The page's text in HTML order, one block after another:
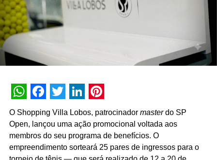
gerente da Torrefação Cooxupé.
A promoção abrange todas as linhas de produtos da
marca em todo o território nacional. Para concorrer aos
comprovantes fiscais pelo site oficial ou via WhatsApp.
distribuição de R$ 10 mil toda semana e o sorteio final de
fosse muito mais do que um incentivo de compra. Ela
precisava reforçar os atributos da marca, gerar conversa e
manter o Café Evolutto presente na rotina das pessoas. A
combinação entre mecânica simples, premiações
WhatsApp
Facebook
Twitter
LinkedIn
Pinterest
O Shopping Villa Lobos, patrocinador masterdo SP
Open, lançou uma ação promocional voltada aos
membros do seu programa de benefícios. O
empreendimento sorteará 25 pares de ingressos para o